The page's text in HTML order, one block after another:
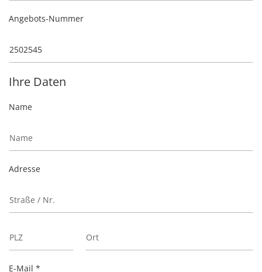
Angebots-Nummer
Ihre Daten
Name
Adresse
E-Mail *